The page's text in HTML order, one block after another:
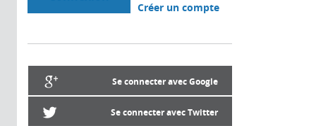
Créer un compte
Se connecter avec Google
Se connecter avec Twitter